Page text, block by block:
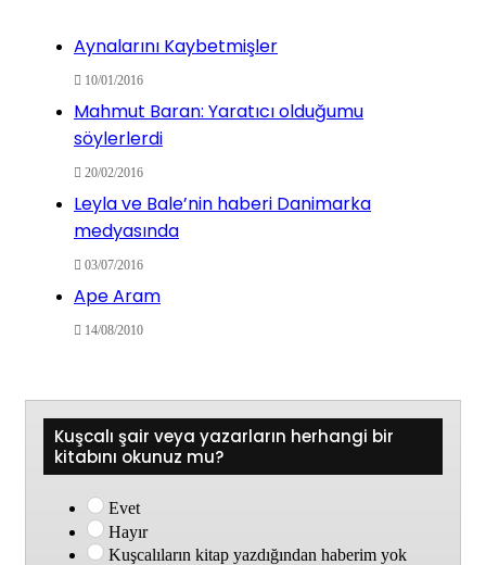
Aynalarını Kaybetmişler
10/01/2016
Mahmut Baran: Yaratıcı olduğumu
söylerlerdi
20/02/2016
Leyla ve Bale’nin haberi Danimarka
medyasında
03/07/2016
Ape Aram
14/08/2010
Kuşcalı şair veya yazarların herhangi bir
kitabını okunuz mu?
Evet
Hayır
Kuşcalıların kitap yazdığından haberim yok